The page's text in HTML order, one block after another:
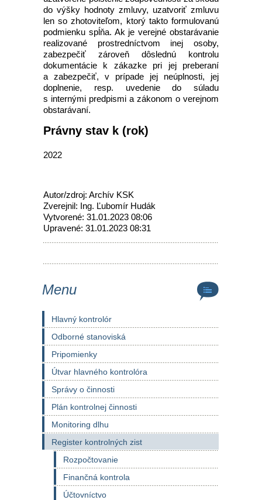
do výšky hodnoty zmluvy, uzatvoriť zmluvu
len so zhotoviteľom, ktorý takto formulovanú
podmienku spĺňa. Ak je verejné obstarávanie
realizované prostredníctvom inej osoby,
zabezpečiť zároveň dôslednú kontrolu
dokumentácie k zákazke pri jej preberaní
a zabezpečiť, v prípade jej neúplnosti, jej
doplnenie, resp. uvedenie do súladu
s internými predpismi a zákonom o verejnom
obstarávaní.
Právny stav k (rok)
2022
Autor/zdroj: Archív KSK
Zverejnil: Ing. Ľubomír Hudák
Vytvorené: 31.01.2023 08:06
Upravené: 31.01.2023 08:31
Menu
Hlavný kontrolór
Odborné stanoviská
Pripomienky
Útvar hlavného kontrolóra
Správy o činnosti
Plán kontrolnej činnosti
Monitoring dlhu
Register kontrolných zist
Rozpočtovanie
Finančná kontrola
Účtovníctvo